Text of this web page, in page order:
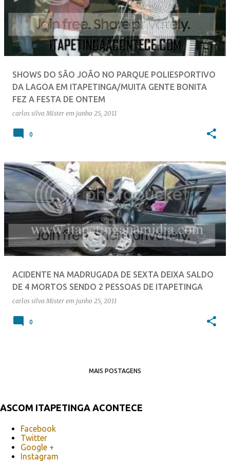
SHOWS DO SÃO JOÃO NO PARQUE POLIESPORTIVO
DA LAGOA EM ITAPETINGA/MUITA GENTE BONITA
FEZ A FESTA DE ONTEM
carlos silva Mister em junho 25, 2011
0
ACIDENTE NA MADRUGADA DE SEXTA DEIXA SALDO
DE 4 MORTOS SENDO 2 PESSOAS DE ITAPETINGA
carlos silva Mister em junho 25, 2011
0
MAIS POSTAGENS
ASCOM ITAPETINGA ACONTECE
Facebook
Twitter
Google +
Instagram